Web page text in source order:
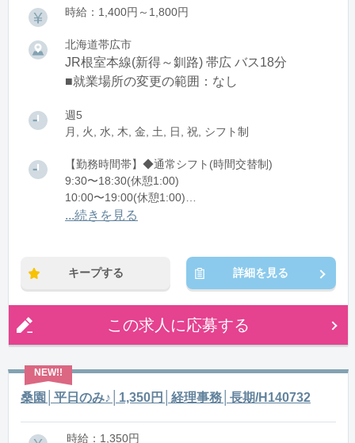
時給：1,400円～1,800円
北海道帯広市
JR根室本線(新得～釧路) 帯広 バス18分
■就業場所の変更の範囲：なし
週5
月, 火, 水, 木, 金, 土, 日, 祝, シフト制
【勤務時間帯】◆通常シフト(時間交替制)
9:30〜18:30(休憩1:00)
10:00〜19:00(休憩1:00)
11:00〜20:00(休憩1:00)
...続きを見る
キープする 詳細を見る
この求人に応募する
桑園│平日のみ♪│1,350円│経理事務│長期/H140732
時給：1,350円